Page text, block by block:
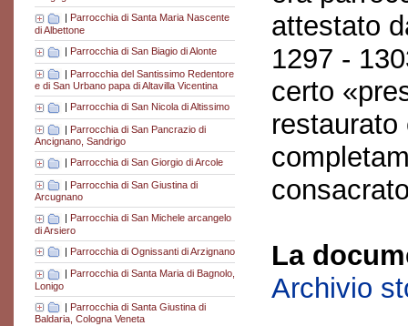
Parrocchia di Santa Maria Nascente
di Albettone
| Parrocchia di San Biagio di Alonte
| Parrocchia del Santissimo Redentore
e di San Urbano papa di Altavilla Vicentina
| Parrocchia di San Nicola di Altissimo
| Parrocchia di San Pancrazio di
Ancignano, Sandrigo
| Parrocchia di San Giorgio di Arcole
| Parrocchia di San Giustina di
Arcugnano
Parrocchia di San Michele arcangelo
di Arsiero
| Parrocchia di Ognissanti di Arzignano
Parrocchia di Santa Maria di Bagnolo,
Lonigo
| Parrocchia di Santa Giustina di
Baldaria, Cologna Veneta
attestato
1297 -
certo
La
Archivio